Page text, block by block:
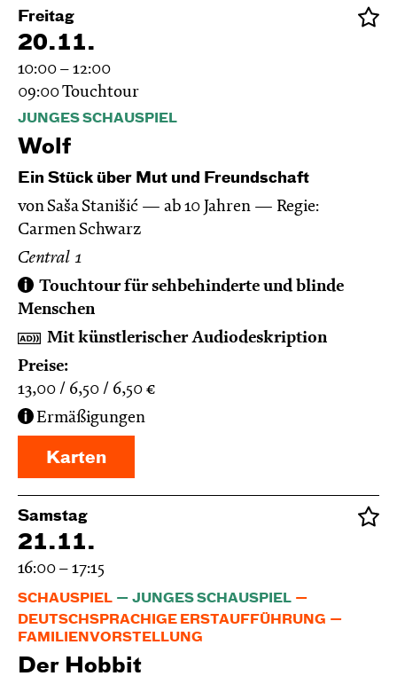
Freitag
20.11.
10:00 – 12:00
09:00Touchtour
JUNGES SCHAUSPIEL
Wolf
Ein Stück über Mut und Freundschaft
von Saša Stanišić ab 10 Jahren
Regie:
Carmen Schwarz
Central 1
Touchtour für sehbehinderte und blinde
Menschen
Mit künstlerischer Audiodeskription
Preise:
13,00
6,50 6,50 €
Ermäßigungen
Karten
Samstag
21.11.
16:00 – 17:15
SCHAUSPIEL
JUNGES SCHAUSPIEL
DEUTSCHSPRACHIGE ERSTAUFFÜHRUNG
FAMILIENVORSTELLUNG
Der Hobbit